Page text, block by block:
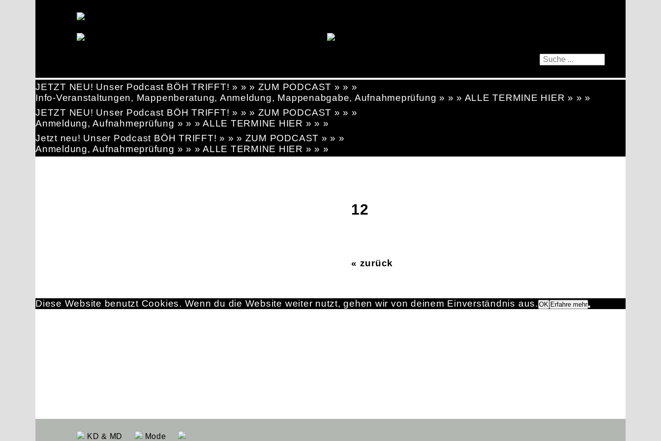
JETZT NEU! Unser Podcast BÖH TRIFFT! » » » ZUM PODCAST » » »
Info-Veranstaltungen, Mappenberatung, Anmeldung, Mappenabgabe, Aufnahmeprüfung » » » ALLE TERMINE HIER » » »
JETZT NEU! Unser Podcast BÖH TRIFFT! » » » ZUM PODCAST » » »
Anmeldung, Aufnahmeprüfung » » » ALLE TERMINE HIER » » »
Jetzt neu! Unser Podcast BÖH TRIFFT! » » » ZUM PODCAST » » »
Anmeldung, Aufnahmeprüfung » » » ALLE TERMINE HIER » » »
12
« zurück
KD & MD Mode
Diese Website benutzt Cookies. Wenn du die Website weiter nutzt, gehen wir von deinem Einverständnis aus. OK Erfahre mehr